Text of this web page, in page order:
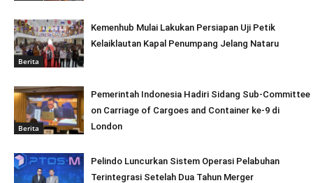
Berita
Kemenhub Mulai Lakukan Persiapan Uji Petik
Kelaiklautan Kapal Penumpang Jelang Nataru
Berita
Pemerintah Indonesia Hadiri Sidang Sub-Committee
on Carriage of Cargoes and Container ke-9 di
London
Pelindo Luncurkan Sistem Operasi Pelabuhan
Terintegrasi Setelah Dua Tahun Merger